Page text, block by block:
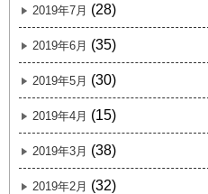
2019年7月 (28)
2019年6月 (35)
2019年5月 (30)
2019年4月 (15)
2019年3月 (38)
2019年2月 (32)